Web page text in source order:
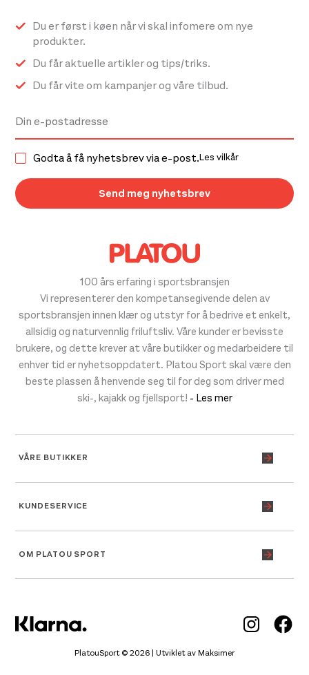
100 års erfaring i sportsbransjen
Vi representerer den kompetansegivende delen av
sportsbransjen innen klær og utstyr for å bedrive et enkelt,
allsidig og naturvennlig friluftsliv. Våre kunder er bevisste
brukere, og dette krever at våre butikker og medarbeidere til
enhver tid er nyhetsoppdatert. Platou Sport skal være den
beste plassen å henvende seg til for deg som driver med
ski-, kajakk og fjellsport! - Les mer
VÅRE BUTIKKER
KUNDESERVICE
OM PLATOU SPORT
Du er først i køen når vi skal infomere om nye
produkter.
Du får aktuelle artikler og tips/triks.
Du får vite om kampanjer og våre tilbud.
Godta å få nyhetsbrev via e-post.Les vilkår
PlatouSport © 2026 | Utviklet avMaksimer